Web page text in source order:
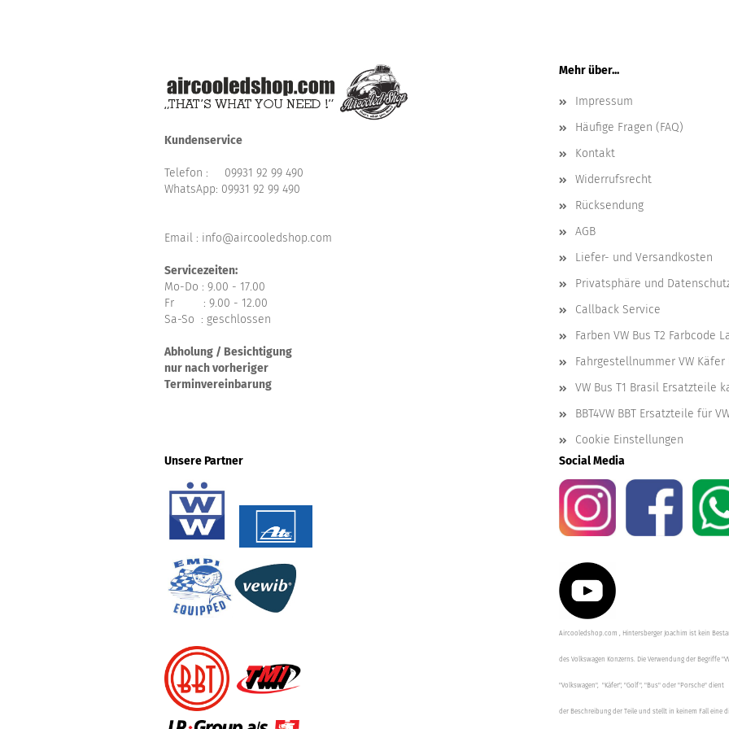
Kundenservice
Telefon : 09931 92 99 490
WhatsApp: 09931 92 99 490
Email : info@aircooledshop.com
Servicezeiten:
Mo-Do : 9.00 - 17.00
Fr : 9.00 - 12.00
Sa-So : geschlossen
Abholung / Besichtigung
nur nach vorheriger
Terminvereinbarung
Mehr über...
Impressum
Häufige Fragen (FAQ)
Kontakt
Widerrufsrecht
Rücksendung
AGB
Liefer- und Versandkosten
Privatsphäre und
Callback Service
Farben VW Bus T2 Farbcode
Fahrgestellnummer VW Käfer
VW Bus T1 Brasil Ersatzteile
BBT4VW BBT Ersatzteile für
Cookie Einstellungen
Unsere Partner
Social Media
Aircooledshop.com , Hintersberger Joachim ist kein
des Volkswagen Konzerns. Die Verwendung der Begriffe
"Volkswagen", "Käfer", "Golf", "Bus" oder "Porsche" dient
der Beschreibung der Teile und stellt in keinem Fall eine